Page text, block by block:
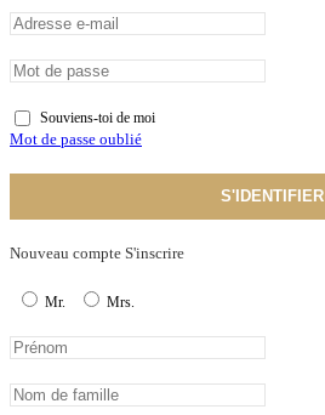
Souviens-toi de moi
Mot de passe oublié
S'IDENTIFIER
Nouveau compte S'inscrire
Mr. Mrs.